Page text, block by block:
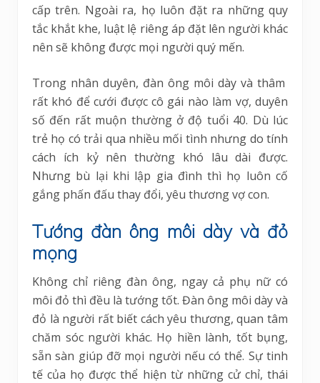
cấp trên. Ngoài ra, họ luôn đặt ra những quy
tắc khắt khe, luật lệ riêng áp đặt lên người khác
nên sẽ không được mọi người quý mến.
Trong nhân duyên, đàn ông môi dày và thâm
rất khó để cưới được cô gái nào làm vợ, duyên
số đến rất muộn thường ở độ tuổi 40. Dù lúc
trẻ họ có trải qua nhiều mối tình nhưng do tính
cách ích kỷ nên thường khó lâu dài được.
Nhưng bù lại khi lập gia đình thì họ luôn cố
gắng phấn đấu thay đổi, yêu thương vợ con.
Tướng đàn ông môi dày và đỏ
mọng
Không chỉ riêng đàn ông, ngay cả phụ nữ có
môi đỏ thì đều là tướng tốt. Đàn ông môi dày và
đỏ là người rất biết cách yêu thương, quan tâm
chăm sóc người khác. Họ hiền lành, tốt bụng,
sẵn sàn giúp đỡ mọi người nếu có thể. Sự tinh
tế của họ được thể hiện từ những cử chỉ, thái